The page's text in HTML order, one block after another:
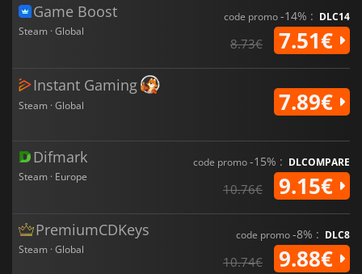
Game Boost
Steam · Global
code promo-14% : DLC14
8.73€ 7.51€
Instant Gaming
Steam · Global 7.89€
Difmark
Steam · Europe
code promo-15% : DLCOMPARE
10.76€ 9.15€
PremiumCDKeys
Steam · Global
code promo-8% : DLC8
10.74€ 9.88€